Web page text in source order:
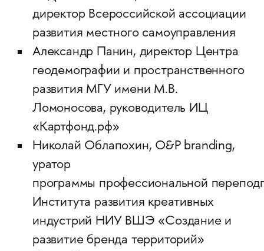
директор Всероссийской ассоциации
развития местного самоуправления
Александр Панин, директор Центра
геодемографии и пространственного
развития МГУ имени М.В.
Ломоносова, руководитель ИЦ
«Картфонд.рф»
Николай Облапохин, O&P branding,
уратор
программы профессиональной
Института развития креативных
индустрий НИУ ВШЭ «Создание и
развитие бренда территорий»